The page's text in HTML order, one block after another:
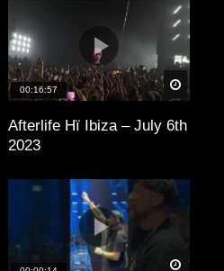
00:16:57
Afterlife Hï Ibiza – July 6th
2023